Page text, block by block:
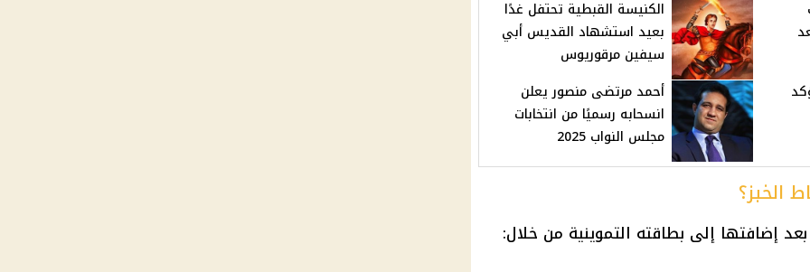
الكنيسة القبطية تحتفل غدًا
بعيد استشهاد القديس أبي
سيفين مرقوريوس
أحمد مرتضى منصور يعلن
انسحابه رسميًا من انتخابات
مجلس النواب 2025
الخبز؟
إضافتها إلى بطاقته التموينية من خلال: